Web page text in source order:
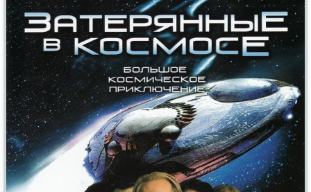
Маги и Волшебники Наркотики
Новогодние Основанное нареальных
событиях
Параллельные миры
ПереводГоблина
Перевод Кубик в Кубе ПереводКураж-Бамбей
Пеплум Подростковаяжестокость
Постапокалипсис Призраки
Про акул Про апокалипсис
Про богатых Про богов